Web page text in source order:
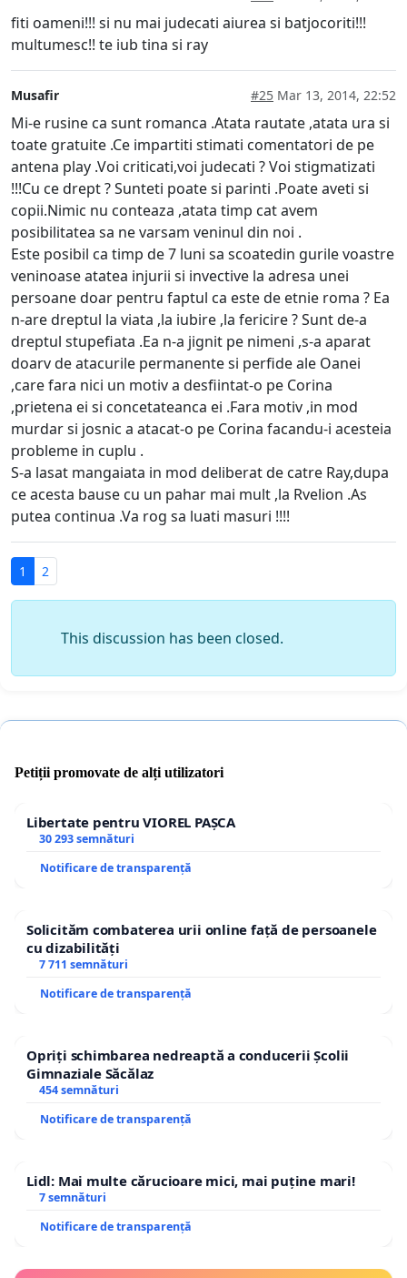
fiti oameni!!! si nu mai judecati aiurea si batjocoriti!!!
multumesc!! te iub tina si ray
Musafir #25 Mar 13, 2014, 22:52
Mi-e rusine ca sunt romanca .Atata rautate ,atata ura si
toate gratuite .Ce impartiti stimati comentatori de pe
antena play .Voi criticati,voi judecati ? Voi stigmatizati
!!!Cu ce drept ? Sunteti poate si parinti .Poate aveti si
copii.Nimic nu conteaza ,atata timp cat avem
posibilitatea sa ne varsam veninul din noi .
Este posibil ca timp de 7 luni sa scoatedin gurile voastre
veninoase atatea injurii si invective la adresa unei
persoane doar pentru faptul ca este de etnie roma ? Ea
n-are dreptul la viata ,la iubire ,la fericire ? Sunt de-a
dreptul stupefiata .Ea n-a jignit pe nimeni ,s-a aparat
doarv de atacurile permanente si perfide ale Oanei
,care fara nici un motiv a desfiintat-o pe Corina
,prietena ei si concetateanca ei .Fara motiv ,in mod
murdar si josnic a atacat-o pe Corina facandu-i acesteia
probleme in cuplu .
S-a lasat mangaiata in mod deliberat de catre Ray,dupa
ce acesta bause cu un pahar mai mult ,la Rvelion .As
putea continua .Va rog sa luati masuri !!!!
1 2
This discussion has been closed.
Petiții promovate de alți utilizatori
Libertate pentru VIOREL PAȘCA
30 293 semnături
Notificare de transparență
Solicităm combaterea urii online față de persoanele
cu dizabilități
7 711 semnături
Notificare de transparență
Opriți schimbarea nedreaptă a conducerii Școlii
Gimnaziale Săcălaz
454 semnături
Notificare de transparență
Lidl: Mai multe cărucioare mici, mai puține mari!
7 semnături
Notificare de transparență